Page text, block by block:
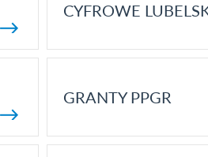
CYFROWE
GRANTY PPGR